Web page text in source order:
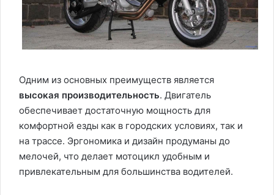
Одним из основных преимуществ является
высокая производительность. Двигатель
обеспечивает достаточную мощность для
комфортной езды как в городских условиях, так и
на трассе. Эргономика и дизайн продуманы до
мелочей, что делает мотоцикл удобным и
привлекательным для большинства водителей.